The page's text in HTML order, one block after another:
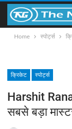
Home स्पोर्ट्स
क्रिकेट स्पोर्ट्स
Harshit
सबसे बड़ा